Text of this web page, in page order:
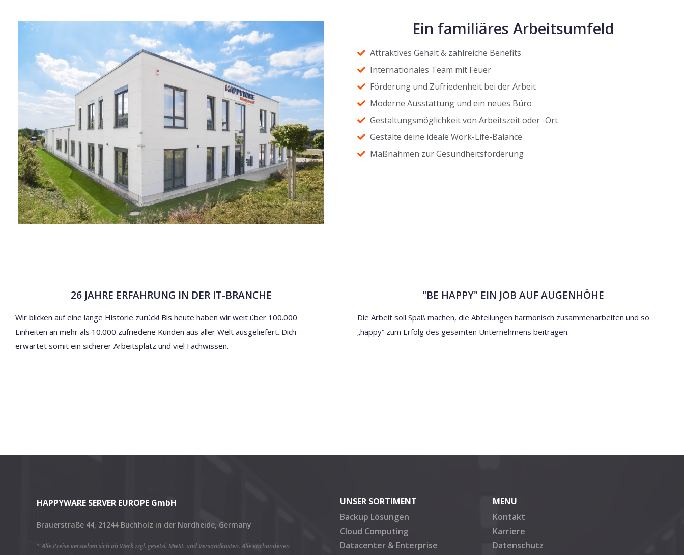
Ein familiäres Arbeitsumfeld
Attraktives Gehalt & zahlreiche Benefits
Internationales Team mit Feuer
Förderung und Zufriedenheit bei der Arbeit
Moderne Ausstattung und ein neues Büro
Gestaltungsmöglichkeit von Arbeitszeit oder -Ort
Gestalte deine ideale Work-Life-Balance
Maßnahmen zur Gesundheitsförderung
26 JAHRE ERFAHRUNG IN DER IT-BRANCHE
Wir blicken auf eine lange Historie zurück! Bis heute haben wir weit über 100.000
Einheiten an mehr als 10.000 zufriedene Kunden aus aller Welt ausgeliefert. Dich
erwartet somit ein sicherer Arbeitsplatz und viel Fachwissen.
"BE HAPPY" EIN JOB AUF AUGENHÖHE
Die Arbeit soll Spaß machen, die Abteilungen harmonisch zusammenarbeiten und so
„happy“ zum Erfolg des gesamten Unternehmens beitragen.
HAPPYWARE SERVER EUROPE GmbH
Brauerstraße 44, 21244 Buchholz in der Nordheide, Germany
* Alle Preise verstehen sich ab Werk zzgl. gesetzl. MwSt. und Versandkosten. Alle vorhandenen
UNSER SORTIMENT
Backup Lösungen
Cloud Computing
Datacenter & Enterprise
MENU
Kontakt
Karriere
Datenschutz